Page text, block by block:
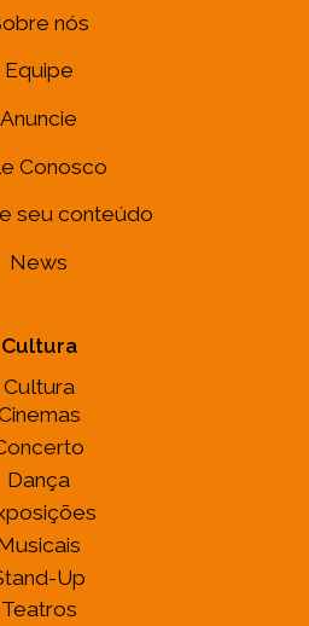
nós
Equipe
Anuncie
Conosco
seu conteúdo
News
Cultura
Cultura
Dança
Up
Teatros